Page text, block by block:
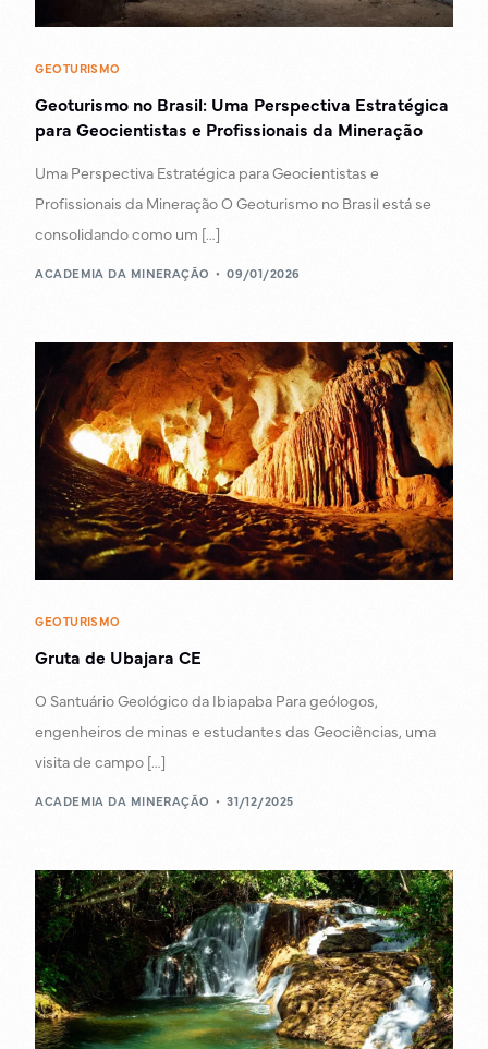
GEOTURISMO
Geoturismo no Brasil: Uma Perspectiva Estratégica
para Geocientistas e Profissionais da Mineração
Uma Perspectiva Estratégica para Geocientistas e
Profissionais da Mineração O Geoturismo no Brasil está se
consolidando como um […]
ACADEMIA DA MINERAÇÃO 09/01/2026
GEOTURISMO
Gruta de Ubajara CE
O Santuário Geológico da Ibiapaba Para geólogos,
engenheiros de minas e estudantes das Geociências, uma
visita de campo […]
ACADEMIA DA MINERAÇÃO 31/12/2025